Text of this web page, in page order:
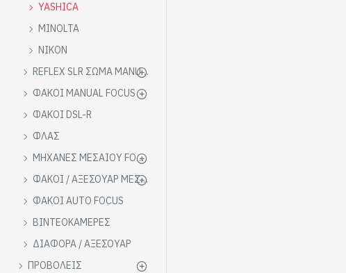
YASHICA
MINOLTA
NIKON
REFLEX SLR ΣΩΜΑ MANUAL FOCUS MF
ΦΑΚΟΙ MANUAL FOCUS
ΦΑΚΟΙ DSL-R
ΦΛΑΣ
ΜΗΧΑΝΕΣ ΜΕΣΑΙΟΥ FORMAT
ΦΑΚΟΙ / ΑΞΕΣΟΥΑΡ ΜΕΣΑΙΟΥ FORMAT
ΦΑΚΟΙ AUTO FOCUS
ΒΙΝΤΕΟΚΑΜΕΡΕΣ
ΔΙΑΦΟΡΑ / ΑΞΕΣΟΥΑΡ
ΠΡΟΒΟΛΕΙΣ